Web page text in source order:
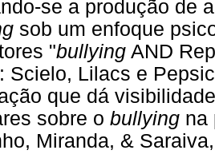
se a produção de
sob um enfoque
"bullying AND
Scielo, Lilacs e
que dá
sobre o bullying na
Miranda, &